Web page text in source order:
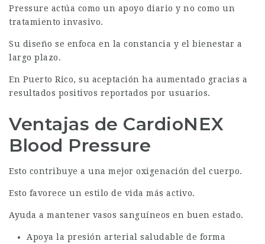
Pressure actúa como un apoyo diario y no como un
tratamiento invasivo.
Su diseño se enfoca en la constancia y el bienestar a
largo plazo.
En Puerto Rico, su aceptación ha aumentado gracias a
resultados positivos reportados por usuarios.
Ventajas de CardioNEX
Blood Pressure
Esto contribuye a una mejor oxigenación del cuerpo.
Esto favorece un estilo de vida más activo.
Ayuda a mantener vasos sanguíneos en buen estado.
Apoya la presión arterial saludable de forma